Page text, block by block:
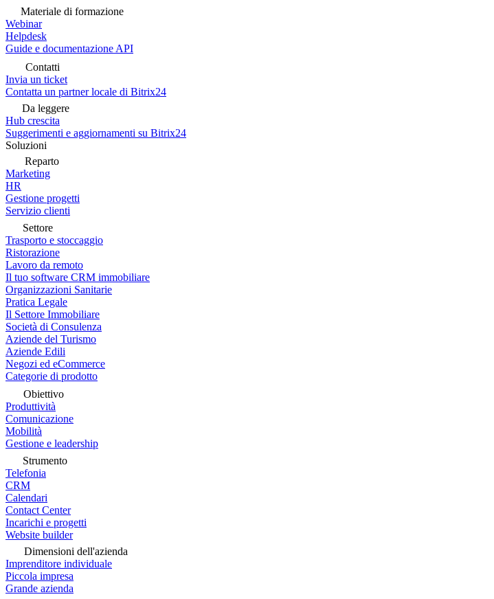
Materiale di formazione
Webinar
Helpdesk
Guide e documentazione API
Contatti
Invia un ticket
Contatta un partner locale di Bitrix24
Da leggere
Hub crescita
Suggerimenti e aggiornamenti su Bitrix24
Soluzioni
Reparto
Marketing
HR
Gestione progetti
Servizio clienti
Settore
Trasporto e stoccaggio
Ristorazione
Lavoro da remoto
Il tuo software CRM immobiliare
Organizzazioni Sanitarie
Pratica Legale
Il Settore Immobiliare
Società di Consulenza
Aziende del Turismo
Aziende Edili
Negozi ed eCommerce
Categorie di prodotto
Obiettivo
Produttività
Comunicazione
Mobilità
Gestione e leadership
Strumento
Telefonia
CRM
Calendari
Contact Center
Incarichi e progetti
Website builder
Dimensioni dell'azienda
Imprenditore individuale
Piccola impresa
Grande azienda